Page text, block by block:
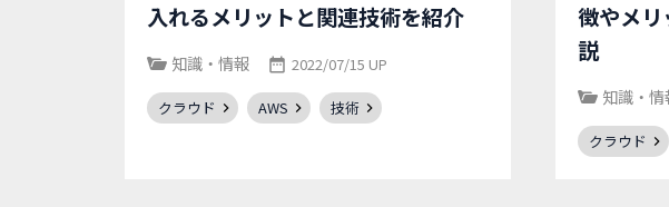
入れるメリットと関連技術を紹介
知識・情報 2022/07/15 UP
クラウド AWS 技術
徴やメ
説
知識・情
クラウド